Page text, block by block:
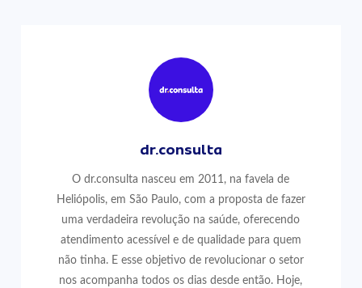
dr.consulta
O dr.consulta nasceu em 2011, na favela de
Heliópolis, em São Paulo, com a proposta de fazer
uma verdadeira revolução na saúde, oferecendo
atendimento acessível e de qualidade para quem
não tinha. E esse objetivo de revolucionar o setor
nos acompanha todos os dias desde então. Hoje,